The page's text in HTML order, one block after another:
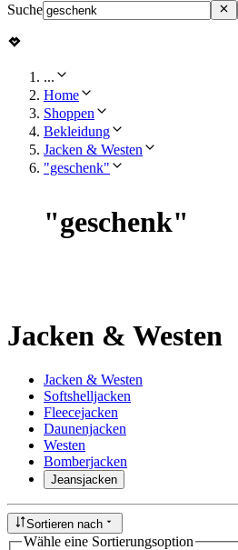
Suche
...
Home
Shoppen
Bekleidung
Jacken & Westen
"geschenk"
"geschenk"
Jacken & Westen
Jacken & Westen
Softshelljacken
Fleecejacken
Daunenjacken
Westen
Bomberjacken
Jeansjacken
Sortieren nach
Wähle eine Sortierungsoption